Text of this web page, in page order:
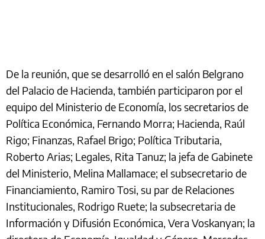
De la reunión, que se desarrolló en el salón Belgrano
del Palacio de Hacienda, también participaron por el
equipo del Ministerio de Economía, los secretarios de
Política Económica, Fernando Morra; Hacienda, Raúl
Rigo; Finanzas, Rafael Brigo; Política Tributaria,
Roberto Arias; Legales, Rita Tanuz; la jefa de Gabinete
del Ministerio, Melina Mallamace; el subsecretario de
Financiamiento, Ramiro Tosi, su par de Relaciones
Institucionales, Rodrigo Ruete; la subsecretaria de
Información y Difusión Económica, Vera Voskanyan; la